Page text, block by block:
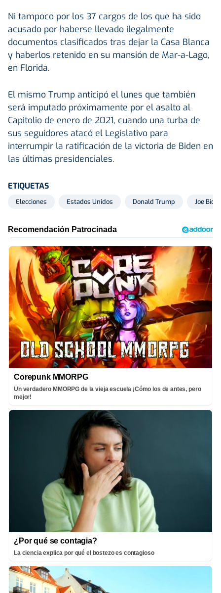
Ni tampoco por los 37 cargos de los que ha sido
acusado por haberse llevado ilegalmente
documentos clasificados tras dejar la Casa Blanca
y haberlos retenido en su mansión de Mar-a-Lago,
en Florida.
El mismo Trump anticipó el lunes que también
será imputado próximamente por el asalto al
Capitolio de enero de 2021, cuando una turba de
sus seguidores atacó el Legislativo para
interrumpir la ratificación de la victoria de Biden en
las últimas presidenciales.
ETIQUETAS
Elecciones Estados Unidos Donald Trump Joe
Corepunk MMORPG
Un verdadero MMORPG de la vieja escuela ¡Cómo los de antes, pero
mejor!
¿Por qué se contagia?
La ciencia explica por qué el bostezo es contagioso